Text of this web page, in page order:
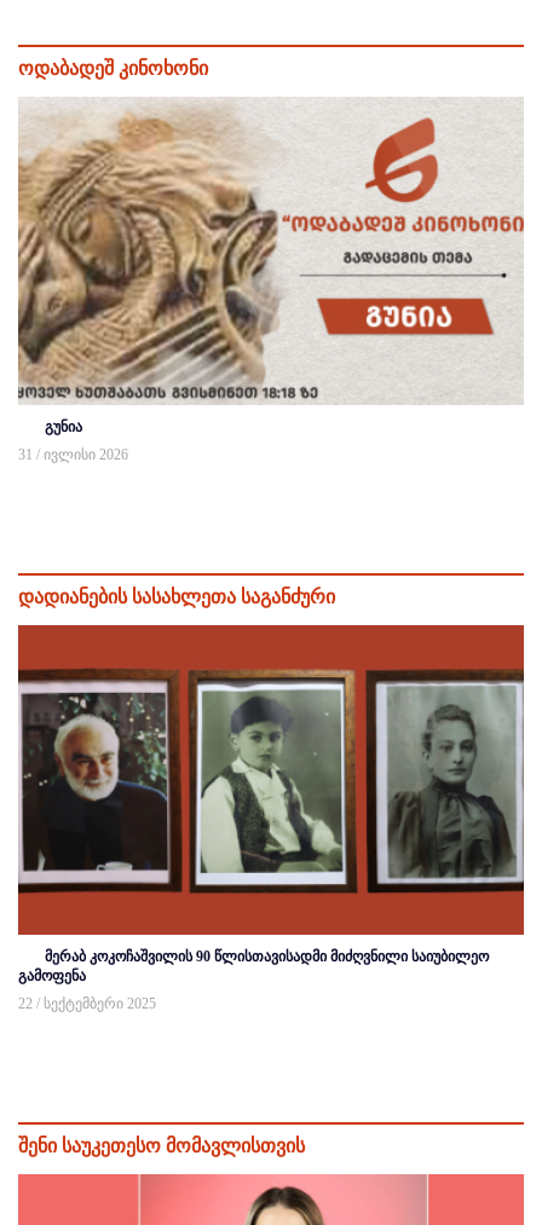
ოდაბადეშ კინოხონი
გუნია
31 / ივლისი 2026
დადიანების სასახლეთა საგანძური
მერაბ კოკოჩაშვილის 90 წლისთავისადმი მიძღვნილი საიუბილეო
გამოფენა
22 / სექტემბერი 2025
შენი საუკეთესო მომავლისთვის